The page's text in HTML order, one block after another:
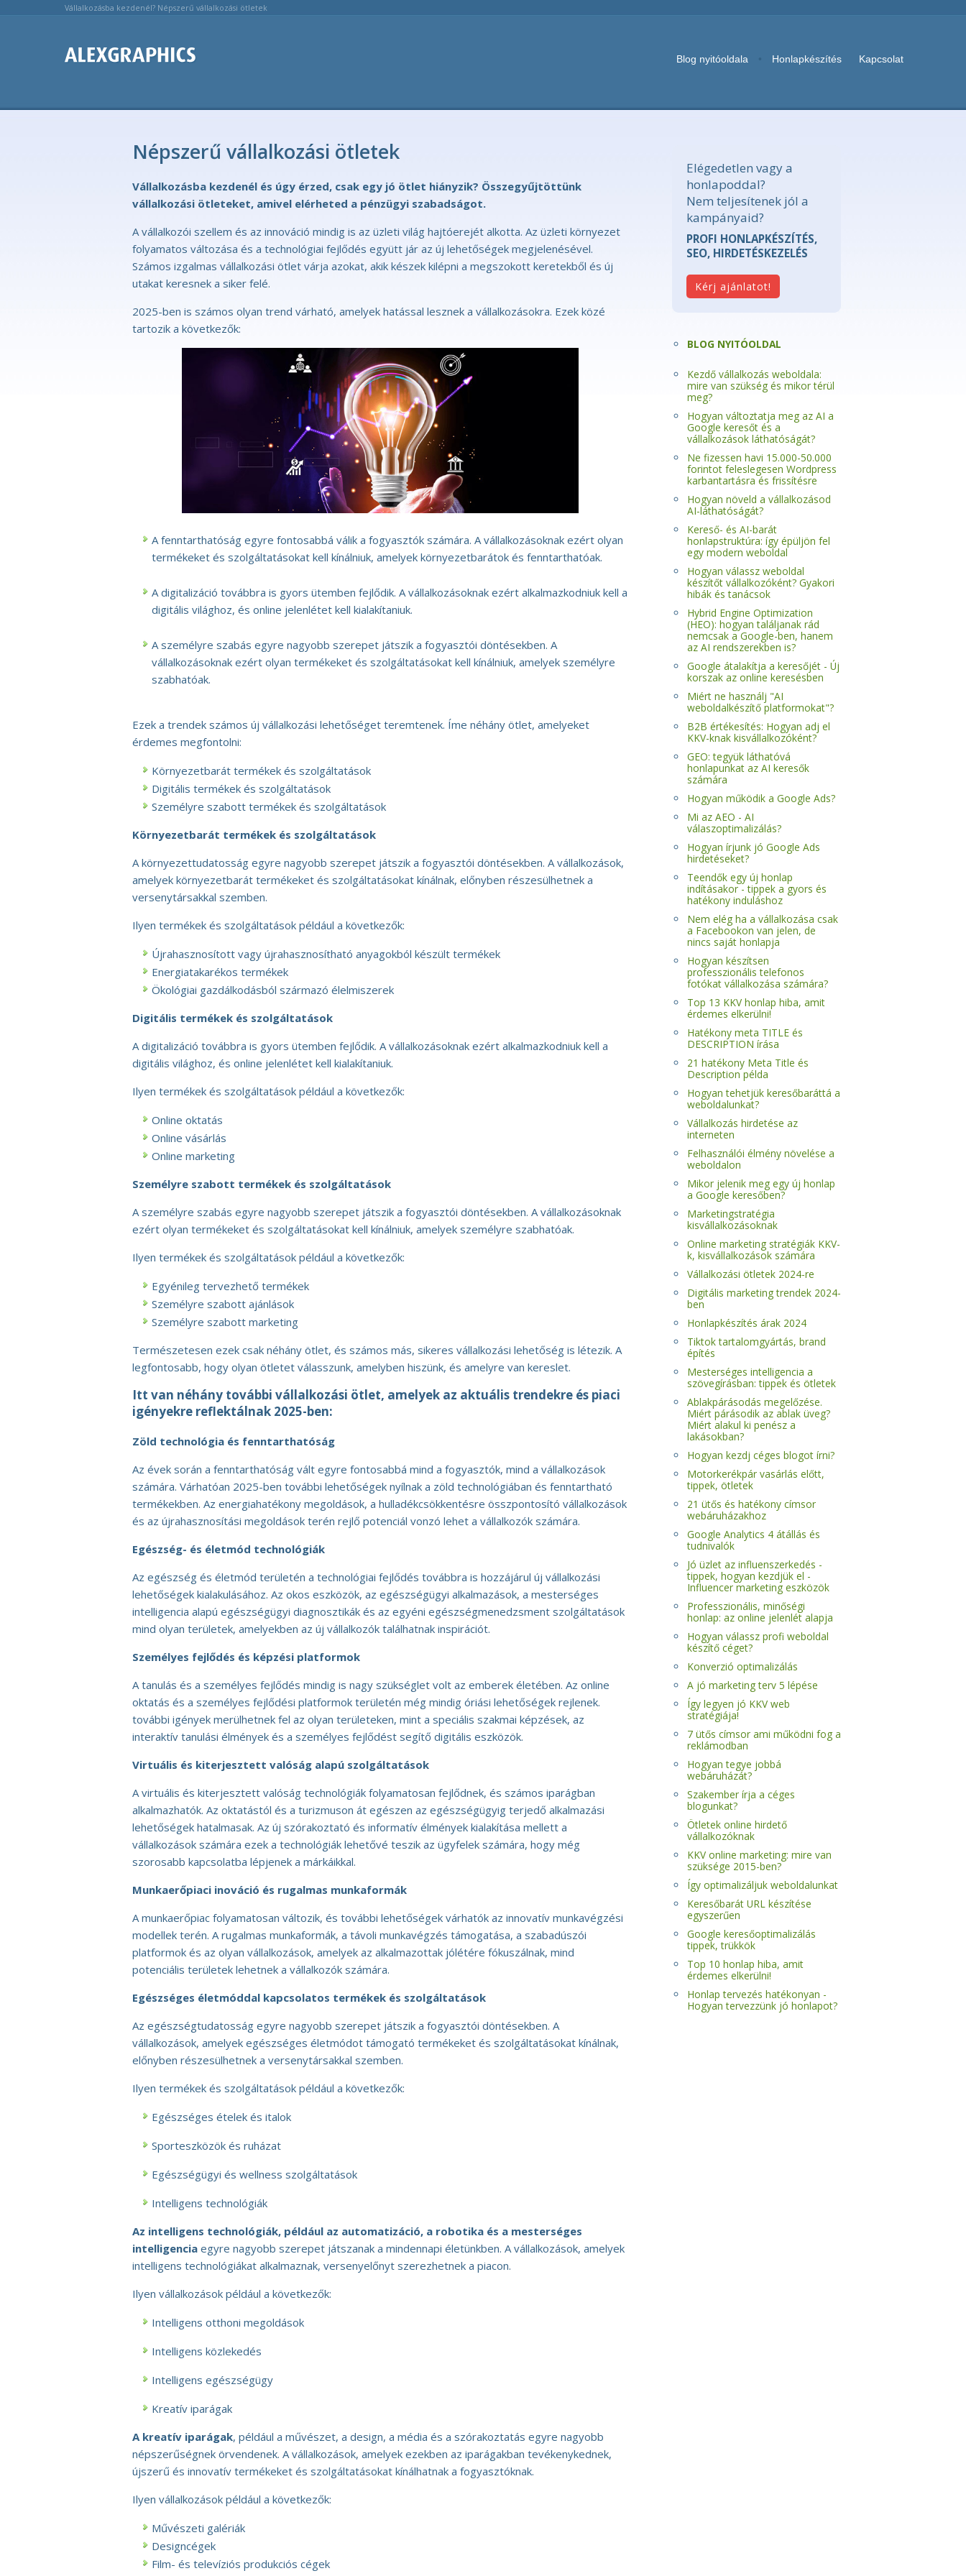
Vállalkozásba kezdenél? Népszerű vállalkozási ötletek
Blog nyitóoldala Honlapkészítés Kapcsolat
Népszerű vállalkozási ötletek
Vállalkozásba kezdenél és úgy érzed, csak egy jó ötlet hiányzik? Összegyűjtöttünk
vállalkozási ötleteket, amivel elérheted a pénzügyi szabadságot.
A vállalkozói szellem és az innováció mindig is az üzleti világ hajtóerejét alkotta. Az üzleti környezet
folyamatos változása és a technológiai fejlődés együtt jár az új lehetőségek megjelenésével.
Számos izgalmas vállalkozási ötlet várja azokat, akik készek kilépni a megszokott keretekből és új
utakat keresnek a siker felé.
2025-ben is számos olyan trend várható, amelyek hatással lesznek a vállalkozásokra. Ezek közé
tartozik a következők:
A fenntarthatóság egyre fontosabbá válik a fogyasztók számára. A vállalkozásoknak ezért olyan
termékeket és szolgáltatásokat kell kínálniuk, amelyek környezetbarátok és fenntarthatóak.
A digitalizáció továbbra is gyors ütemben fejlődik. A vállalkozásoknak ezért alkalmazkodniuk kell a
digitális világhoz, és online jelenlétet kell kialakítaniuk.
A személyre szabás egyre nagyobb szerepet játszik a fogyasztói döntésekben. A
vállalkozásoknak ezért olyan termékeket és szolgáltatásokat kell kínálniuk, amelyek személyre
szabhatóak.
Ezek a trendek számos új vállalkozási lehetőséget teremtenek. Íme néhány ötlet, amelyeket
érdemes megfontolni:
Környezetbarát termékek és szolgáltatások
Digitális termékek és szolgáltatások
Személyre szabott termékek és szolgáltatások
Környezetbarát termékek és szolgáltatások
A környezettudatosság egyre nagyobb szerepet játszik a fogyasztói döntésekben. A vállalkozások,
amelyek környezetbarát termékeket és szolgáltatásokat kínálnak, előnyben részesülhetnek a
versenytársakkal szemben.
Ilyen termékek és szolgáltatások például a következők:
Újrahasznosított vagy újrahasznosítható anyagokból készült termékek
Energiatakarékos termékek
Ökológiai gazdálkodásból származó élelmiszerek
Digitális termékek és szolgáltatások
A digitalizáció továbbra is gyors ütemben fejlődik. A vállalkozásoknak ezért alkalmazkodniuk kell a
digitális világhoz, és online jelenlétet kell kialakítaniuk.
Ilyen termékek és szolgáltatások például a következők:
Online oktatás
Online vásárlás
Online marketing
Személyre szabott termékek és szolgáltatások
A személyre szabás egyre nagyobb szerepet játszik a fogyasztói döntésekben. A vállalkozásoknak
ezért olyan termékeket és szolgáltatásokat kell kínálniuk, amelyek személyre szabhatóak.
Ilyen termékek és szolgáltatások például a következők:
Egyénileg tervezhető termékek
Személyre szabott ajánlások
Személyre szabott marketing
Természetesen ezek csak néhány ötlet, és számos más, sikeres vállalkozási lehetőség is létezik. A
legfontosabb, hogy olyan ötletet válasszunk, amelyben hiszünk, és amelyre van kereslet.
Itt van néhány további vállalkozási ötlet, amelyek az aktuális trendekre és piaci
igényekre reflektálnak 2025-ben:
Zöld technológia és fenntarthatóság
Az évek során a fenntarthatóság vált egyre fontosabbá mind a fogyasztók, mind a vállalkozások
számára. Várhatóan 2025-ben további lehetőségek nyílnak a zöld technológiában és fenntartható
termékekben. Az energiahatékony megoldások, a hulladékcsökkentésre összpontosító vállalkozások
és az újrahasznosítási megoldások terén rejlő potenciál vonzó lehet a vállalkozók számára.
Egészség- és életmód technológiák
Az egészség és életmód területén a technológiai fejlődés továbbra is hozzájárul új vállalkozási
lehetőségek kialakulásához. Az okos eszközök, az egészségügyi alkalmazások, a mesterséges
intelligencia alapú egészségügyi diagnosztikák és az egyéni egészségmenedzsment szolgáltatások
mind olyan területek, amelyekben az új vállalkozók találhatnak inspirációt.
Személyes fejlődés és képzési platformok
A tanulás és a személyes fejlődés mindig is nagy szükséglet volt az emberek életében. Az online
oktatás és a személyes fejlődési platformok területén még mindig óriási lehetőségek rejlenek.
további igények merülhetnek fel az olyan területeken, mint a speciális szakmai képzések, az
interaktív tanulási élmények és a személyes fejlődést segítő digitális eszközök.
Virtuális és kiterjesztett valóság alapú szolgáltatások
A virtuális és kiterjesztett valóság technológiák folyamatosan fejlődnek, és számos iparágban
alkalmazhatók. Az oktatástól és a turizmuson át egészen az egészségügyig terjedő alkalmazási
lehetőségek hatalmasak. Az új szórakoztató és informatív élmények kialakítása mellett a
vállalkozások számára ezek a technológiák lehetővé teszik az ügyfelek számára, hogy még
szorosabb kapcsolatba lépjenek a márkáikkal.
Munkaerőpiaci inováció és rugalmas munkaformák
A munkaerőpiac folyamatosan változik, és további lehetőségek várhatók az innovatív munkavégzési
modellek terén. A rugalmas munkaformák, a távoli munkavégzés támogatása, a szabadúszói
platformok és az olyan vállalkozások, amelyek az alkalmazottak jólétére fókuszálnak, mind
potenciális területek lehetnek a vállalkozók számára.
Egészséges életmóddal kapcsolatos termékek és szolgáltatások
Az egészségtudatosság egyre nagyobb szerepet játszik a fogyasztói döntésekben. A
vállalkozások, amelyek egészséges életmódot támogató termékeket és szolgáltatásokat kínálnak,
előnyben részesülhetnek a versenytársakkal szemben.
Ilyen termékek és szolgáltatások például a következők:
Egészséges ételek és italok
Sporteszközök és ruházat
Egészségügyi és wellness szolgáltatások
Intelligens technológiák
Az intelligens technológiák, például az automatizáció, a robotika és a mesterséges
intelligencia egyre nagyobb szerepet játszanak a mindennapi életünkben. A vállalkozások, amelyek
intelligens technológiákat alkalmaznak, versenyelőnyt szerezhetnek a piacon.
Ilyen vállalkozások például a következők:
Intelligens otthoni megoldások
Intelligens közlekedés
Intelligens egészségügy
Kreatív iparágak
A kreatív iparágak, például a művészet, a design, a média és a szórakoztatás egyre nagyobb
népszerűségnek örvendenek. A vállalkozások, amelyek ezekben az iparágakban tevékenykednek,
újszerű és innovatív termékeket és szolgáltatásokat kínálhatnak a fogyasztóknak.
Ilyen vállalkozások például a következők:
Művészeti galériák
Designcégek
Film- és televíziós produkciós cégek
Elégedetlen vagy a
honlapoddal?
Nem teljesítenek jól a
kampányaid?
PROFI HONLAPKÉSZÍTÉS,
SEO, HIRDETÉSKEZELÉS
BLOG NYITÓOLDAL
Kezdő vállalkozás weboldala:
mire van szükség és mikor térül
meg?
Hogyan változtatja meg az AI a
Google keresőt és a
vállalkozások láthatóságát?
Ne fizessen havi 15.000-50.000
forintot feleslegesen Wordpress
karbantartásra és frissítésre
Hogyan növeld a vállalkozásod
AI-láthatóságát?
Kereső- és AI-barát
honlapstruktúra: így épüljön fel
egy modern weboldal
Hogyan válassz weboldal
készítőt vállalkozóként? Gyakori
hibák és tanácsok
Hybrid Engine Optimization
(HEO): hogyan találjanak rád
nemcsak a Google-ben, hanem
az AI rendszerekben is?
Google átalakítja a keresőjét - Új
korszak az online keresésben
Miért ne használj "AI
weboldalkészítő platformokat"?
B2B értékesítés: Hogyan adj el
KKV-knak kisvállalkozóként?
GEO: tegyük láthatóvá
honlapunkat az AI keresők
számára
Hogyan működik a Google Ads?
Mi az AEO - AI
válaszoptimalizálás?
Hogyan írjunk jó Google Ads
hirdetéseket?
Teendők egy új honlap
indításakor - tippek a gyors és
hatékony induláshoz
Nem elég ha a vállalkozása csak
a Facebookon van jelen, de
nincs saját honlapja
Hogyan készítsen
professzionális telefonos
fotókat vállalkozása számára?
Top 13 KKV honlap hiba, amit
érdemes elkerülni!
Hatékony meta TITLE és
DESCRIPTION írása
21 hatékony Meta Title és
Description példa
Hogyan tehetjük keresőbaráttá a
weboldalunkat?
Vállalkozás hirdetése az
interneten
Felhasználói élmény növelése a
weboldalon
Mikor jelenik meg egy új honlap
a Google keresőben?
Marketingstratégia
kisvállalkozásoknak
Online marketing stratégiák KKV-
k, kisvállalkozások számára
Vállalkozási ötletek 2024-re
Digitális marketing trendek 2024-
ben
Honlapkészítés árak 2024
Tiktok tartalomgyártás, brand
építés
Mesterséges intelligencia a
szövegírásban: tippek és ötletek
Ablakpárásodás megelőzése.
Miért párásodik az ablak üveg?
Miért alakul ki penész a
lakásokban?
Hogyan kezdj céges blogot írni?
Motorkerékpár vasárlás előtt,
tippek, ötletek
21 ütős és hatékony címsor
webáruházakhoz
Google Analytics 4 átállás és
tudnivalók
Jó üzlet az influenszerkedés -
tippek, hogyan kezdjük el -
Influencer marketing eszközök
Professzionális, minőségi
honlap: az online jelenlét alapja
Hogyan válassz profi weboldal
készítő céget?
Konverzió optimalizálás
A jó marketing terv 5 lépése
Így legyen jó KKV web
stratégiája!
7 ütős címsor ami működni fog a
reklámodban
Hogyan tegye jobbá
webáruházát?
Szakember írja a céges
blogunkat?
Ötletek online hirdető
vállalkozóknak
KKV online marketing: mire van
szüksége 2015-ben?
Így optimalizáljuk weboldalunkat
Keresőbarát URL készítése
egyszerűen
Google keresőoptimalizálás
tippek, trükkök
Top 10 honlap hiba, amit
érdemes elkerülni!
Honlap tervezés hatékonyan -
Hogyan tervezzünk jó honlapot?